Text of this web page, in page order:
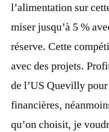
l’alimentation sur
miser jusqu’à 5 %
réserve. Cette
avec des projets.
de l’US Quevilly
financières,
qu’on choisit, je